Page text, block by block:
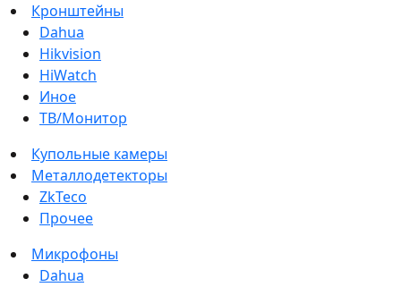
Кронштейны
Dahua
Hikvision
HiWatch
Иное
ТВ/Монитор
Купольные камеры
Металлодетекторы
ZkTeco
Прочее
Микрофоны
Dahua